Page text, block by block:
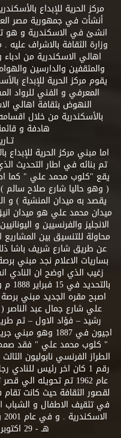
مركز الحرية للإبداع
أنشأت في جمهورية مصر
انشئ في الاسكندرية و هو
وزارة الثقافة بالاشراف عليه
اهالي الاسكندرية من
والمثقفين والدارسين
يقوم مركز الحرية للإبداع
المعرفي و الفني للرواد
النهوض بثقافة اهالي
بالأسكندرية من خلال
هادفة و
اما مبني مركز الحرية
تم بنائه في اطار التحديث
يقع "كلوب محمد علي " كما
( وهو حاليا شارع صلاح
يقصد به ميدان المنشية ) و
ميدان محمد علي هو ميدان
الانجليز والفرنسيين و
محاولة للتنسيق بين
عن طريق شارع شريف باشا
بساريات الاعلام نجد مبني
زغيب الذي اوضح ان
اصبح مقره الجديد مبني
علي شارع جمال عبد الناصر
رشيد – فؤاد الاول – ثم
اجيون في 1887
" كلوب محمد علي " فقد صمم
الطراز الفرنسي نابوليون
رقم 1 كان اخر رئيس
عام 1962 تم تحويله
لقصور الثقافة حيث كانت
في تثقيف الاطفال و
هـ - 29 اكتوبر2001 تم افتتاح المركز